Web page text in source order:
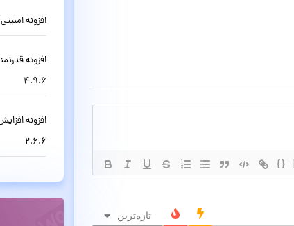
{}
تازه‌ترین
افزونه امنیتی Wordfence Security وردپرس نسخه 8.1.4
4.9.6
2.6.6